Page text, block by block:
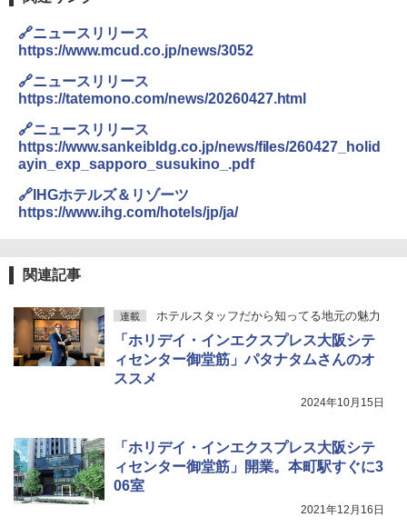
🔗ニュースリリース
https://www.mcud.co.jp/news/3052
🔗ニュースリリース
https://tatemono.com/news/20260427.html
🔗ニュースリリース
https://www.sankeibldg.co.jp/news/files/260427_holid
ayin_exp_sapporo_susukino_.pdf
🔗IHGホテルズ＆リゾーツ
https://www.ihg.com/hotels/jp/ja/
関連記事
連載 ホテルスタッフだから知ってる地元の魅力
「ホリデイ・インエクスプレス大阪シテ
ィセンター御堂筋」パタナタムさんのオ
ススメ
2024年10月15日
「ホリデイ・インエクスプレス大阪シテ
ィセンター御堂筋」開業。本町駅すぐに3
06室
2021年12月16日